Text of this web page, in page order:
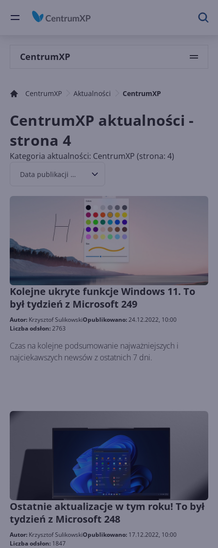
CentrumXP
CentrumXP Aktualności CentrumXP
CentrumXP aktualności -
strona 4
Kategoria aktualności: CentrumXP (strona: 4)
Data publikacji malejąco
Kolejne ukryte funkcje Windows 11. To
był tydzień z Microsoft 249
Autor: Krzysztof SulikowskiOpublikowano:24.12.2022, 10:00
Liczba odsłon:2763
Czas na kolejne podsumowanie najważniejszych i
najciekawszych newsów z ostatnich 7 dni.
Ostatnie aktualizacje w tym roku! To był
tydzień z Microsoft 248
Autor: Krzysztof SulikowskiOpublikowano: 17.12.2022, 10:00
Liczba odsłon: 1847